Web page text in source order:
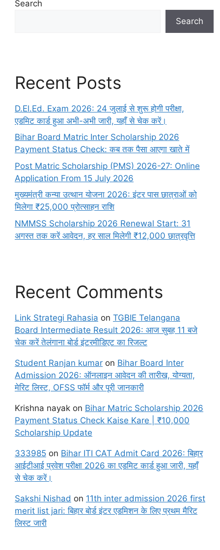
Search
Search
Recent Posts
D.El.Ed. Exam 2026: 24 जुलाई से शुरू होगी परीक्षा,
एडमिट कार्ड हुआ अभी-अभी जारी, यहाँ से चेक करें।
Bihar Board Matric Inter Scholarship 2026
Payment Status Check: कब तक पैसा आएगा खाते में
Post Matric Scholarship (PMS) 2026-27: Online
Application From 15 July 2026
मुख्यमंत्री कन्या उत्थान योजना 2026: इंटर पास छात्राओं को
मिलेगा ₹25,000 प्रोत्साहन राशि
NMMSS Scholarship 2026 Renewal Start: 31
अगस्त तक करें आवेदन, हर साल मिलेगी ₹12,000 छात्रवृत्ति
Recent Comments
Link Strategi Rahasia on TGBIE Telangana
Board Intermediate Result 2026: आज सुबह 11 बजे
चेक करें तेलंगाना बोर्ड इंटरमीडिएट का रिजल्ट
Student Ranjan kumar on Bihar Board Inter
Admission 2026: ऑनलाइन आवेदन की तारीख, योग्यता,
मेरिट लिस्ट, OFSS फॉर्म और पूरी जानकारी
Krishna nayak on Bihar Matric Scholarship 2026
Payment Status Check Kaise Kare | ₹10,000
Scholarship Update
333985 on Bihar ITI CAT Admit Card 2026: बिहार
आईटीआई प्रवेश परीक्षा 2026 का एडमिट कार्ड हुआ जारी, यहाँ
से चेक करें।
Sakshi Nishad on 11th inter admission 2026 first
merit list jari: बिहार बोर्ड इंटर एडमिशन के लिए प्रथम मैरिट
लिस्ट जारी